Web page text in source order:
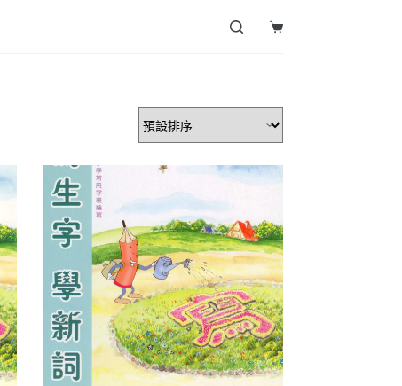
Shopping